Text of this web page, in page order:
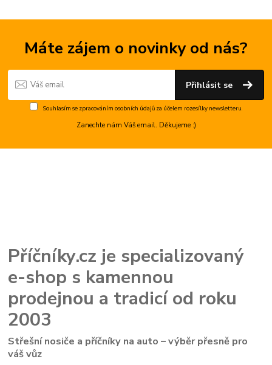
Máte zájem o novinky od nás?
Přihlásit se
Souhlasím se zpracováním osobních údajůza účelem rozesílky newsletteru.
Zanechte nám Váš email. Děkujeme :)
Příčníky.cz je specializovaný
e-shop s kamennou
prodejnou a tradicí od roku
2003
Střešní nosiče a příčníky na auto – výběr přesně pro
váš vůz